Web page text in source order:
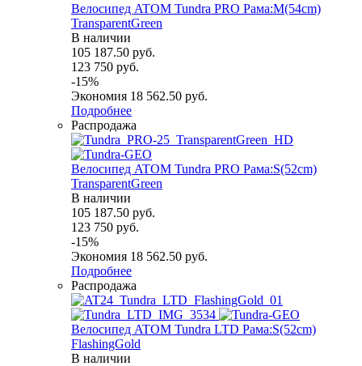
Велосипед ATOM Tundra PRO Рама:M(54cm)
TransparentGreen
В наличии
105 187.50 руб.
123 750 руб.
-15%
Экономия 18 562.50 руб.
Подробнее
Распродажа
Велосипед ATOM Tundra PRO Рама:S(52cm)
TransparentGreen
В наличии
105 187.50 руб.
123 750 руб.
-15%
Экономия 18 562.50 руб.
Подробнее
Распродажа
Велосипед ATOM Tundra LTD Рама:S(52cm)
FlashingGold
В наличии